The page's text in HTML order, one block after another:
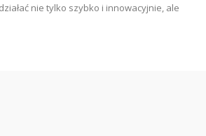
nie tylko szybko i innowacyjnie, ale